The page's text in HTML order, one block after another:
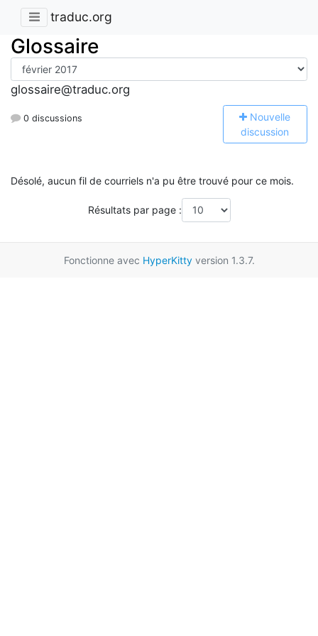
traduc.org
Glossaire
glossaire@traduc.org
0 discussions Nouvelle
discussion
Désolé, aucun fil de courriels n'a pu être trouvé pour ce mois.
Résultats par page :
Fonctionne avec HyperKittyversion 1.3.7.